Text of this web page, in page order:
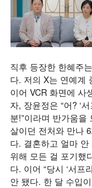
직후 등장한 한혜주
다. 저의 X는 연예계
이어 VCR 화면에 사
자, 장윤정은 “어? ‘
분!”이라며 반가움을
살이던 전처와 만나
다. 결혼하고 얼마
위해 모든 걸 포기했
다. 이어 “당시 ‘서프
안 됐다. 한 달 수입